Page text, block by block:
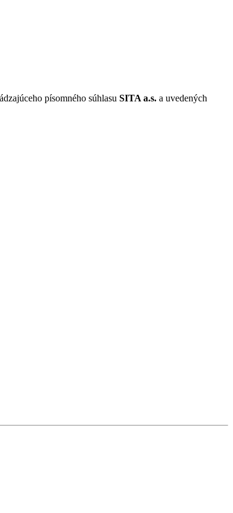
písomného súhlasu SITA a.s. a uvedených